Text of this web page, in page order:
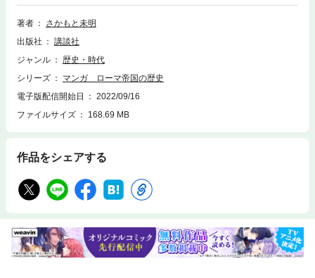
な皇帝！ 激しい迫害をくぐりぬけるキリスト教徒！ カエサルの血を離れ
て栄えゆく大ローマ帝国！！ 「パンと見世物」のローマ繁栄の秘密とキ
ティベリウスの死第4章 カリグラの狂気第5章 学者皇帝クラウディウス―
―妻たちの野心第6章 ネロとアグリッピーナ第7章 キリスト教徒大迫害第8
著者
さかもと未明
出版社
講談社
ジャンル
歴史・時代
シリーズ
マンガ ローマ帝国の歴史
電子版配信開始日
2022/09/16
ファイルサイズ
168.69 MB
作品をシェアする